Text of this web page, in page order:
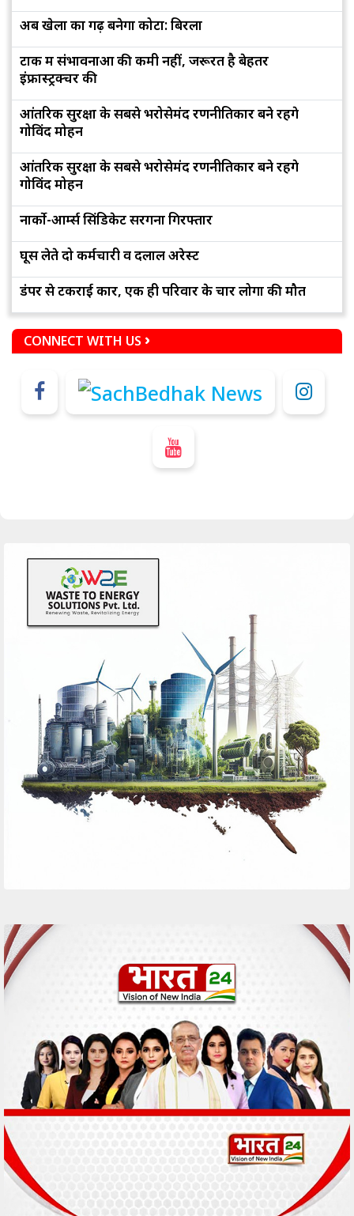
अब खेलों का गढ़ बनेगा कोटा: बिरला
टोंक में संभावनाओं की कमी नहीं, जरूरत है बेहतर
इंफ्रास्ट्रक्चर की
आंतरिक सुरक्षा के सबसे भरोसेमंद रणनीतिकार बने रहेंगे
गोविंद मोहन
आंतरिक सुरक्षा के सबसे भरोसेमंद रणनीतिकार बने रहेंगे
गोविंद मोहन
नार्को-आर्म्स सिंडिकेट सरगना गिरफ्तार
घूस लेते दो कर्मचारी व दलाल अरेस्ट
डंपर से टकराई कार, एक ही परिवार के चार लोगों की मौत
CONNECT WITH US